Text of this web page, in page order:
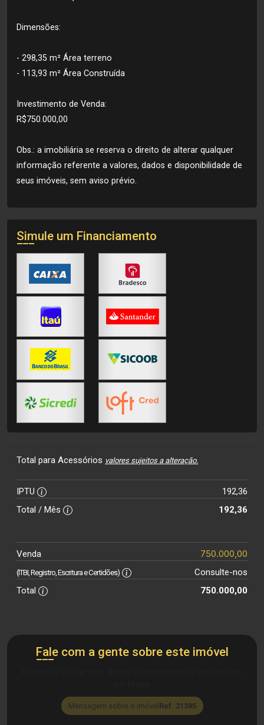
Dimensões:
- 298,35 m² Área terreno
- 113,93 m² Área Construída
Investimento de Venda:
R$750.000,00
Obs.: a imobiliária se reserva o direito de alterar qualquer
informação referente a valores, dados e disponibilidade de
seus imóveis, sem aviso prévio.
Simule um Financiamento
Total para Acessórios valores sujeitos a alteração.
IPTU
192,36
Total / Mês
192,36
Venda 750.000,00
(ITBI, Registro, Escritura e Certidões)
Consulte-nos
Total
750.000,00
Fale com a gente sobre este imóvel
Mensagem sobre o imóvel Ref. 21385